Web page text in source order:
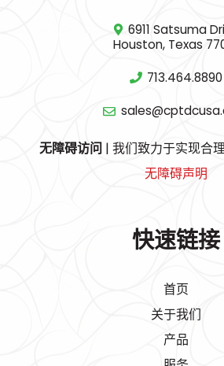
快速链接
首页
关于我们
产品
6911 Satsuma
Houston, Texas
713.464.8890
无障碍访问 | 我们致力于实现合
无障碍声明